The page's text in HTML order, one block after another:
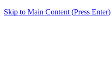
Skip to Main Content (Press Enter)